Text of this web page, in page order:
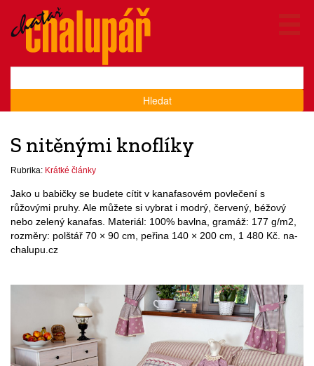
Hledat
S nitěnými knoflíky
Rubrika: Krátké články
Jako u babičky se budete cítit v kanafasovém povlečení s
růžovými pruhy. Ale můžete si vybrat i modrý, červený, béžový
nebo zelený kanafas. Materiál: 100% bavlna, gramáž: 177 g/m2,
rozměry: polštář 70 × 90 cm, peřina 140 × 200 cm, 1 480 Kč. na-
chalupu.cz